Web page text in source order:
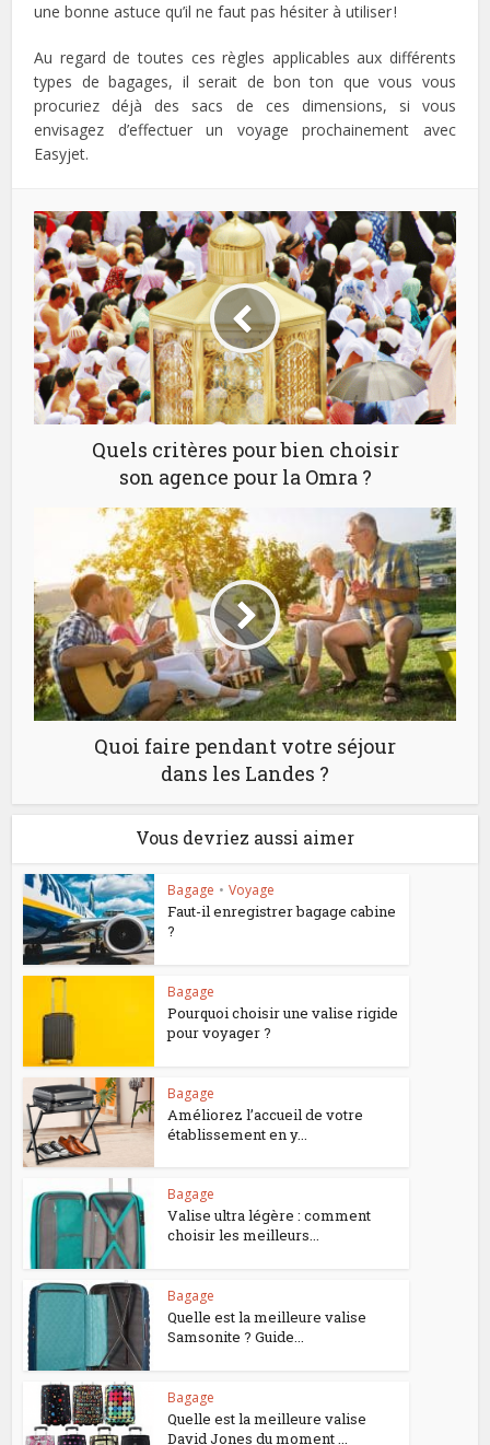
une bonne astuce qu’il ne faut pas hésiter à utiliser !
Au regard de toutes ces règles applicables aux différents
types de bagages, il serait de bon ton que vous vous
procuriez déjà des sacs de ces dimensions, si vous
envisagez d’effectuer un voyage prochainement avec
Easyjet.
Quels critères pour bien choisir
son agence pour la Omra ?
Quoi faire pendant votre séjour
dans les Landes ?
Vous devriez aussi aimer
Bagage • Voyage
Faut-il enregistrer bagage cabine
?
Bagage
Pourquoi choisir une valise rigide
pour voyager ?
Bagage
Améliorez l’accueil de votre
établissement en y...
Bagage
Valise ultra légère : comment
choisir les meilleurs...
Bagage
Quelle est la meilleure valise
Samsonite ? Guide...
Bagage
Quelle est la meilleure valise
David Jones du moment ...